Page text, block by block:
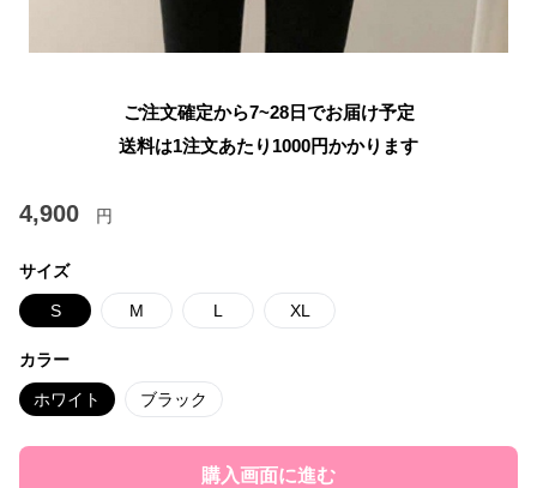
ご注文確定から7~28日でお届け予定
送料は1注文あたり 1000円かかります
4,900 円
サイズ
S M L XL
カラー
ホワイト ブラック
購入画面に進む